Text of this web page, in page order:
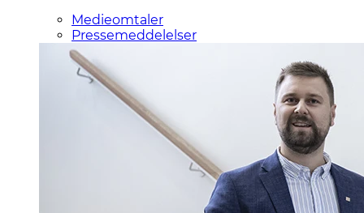
Medieomtaler
Pressemeddelelser